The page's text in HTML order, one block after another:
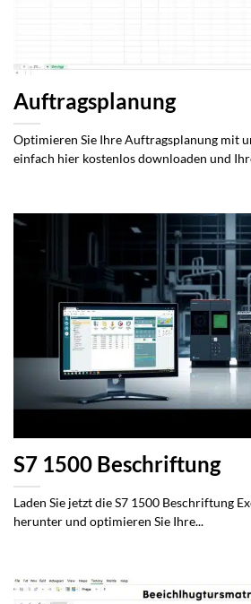
Auftragsplanung
Optimieren Sie Ihre Auftragsplanung mit
einfach hier kostenlos downloaden und
S7 1500 Beschriftung
Laden Sie jetzt die S7 1500 Beschriftung
herunter und optimieren Sie Ihre...